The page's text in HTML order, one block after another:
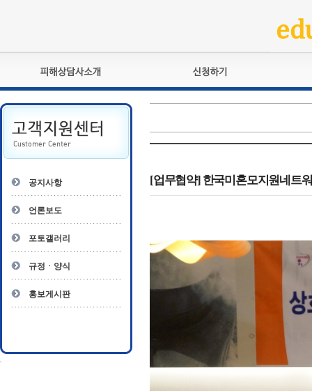
피해상담사란?
자격관리규정
상담사 자격증 확인
- 피해상담사 1급
- 전문수련감독자
- 전문수련기관
교육훈련
자격복원
공지사항
언론보도
포토갤러리
규정ㆍ양식
홍보게시판
[업무협약] 한국미혼모지원네트워